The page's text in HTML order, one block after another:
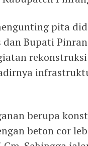
pita
dan Bupati
berupa
beton cor